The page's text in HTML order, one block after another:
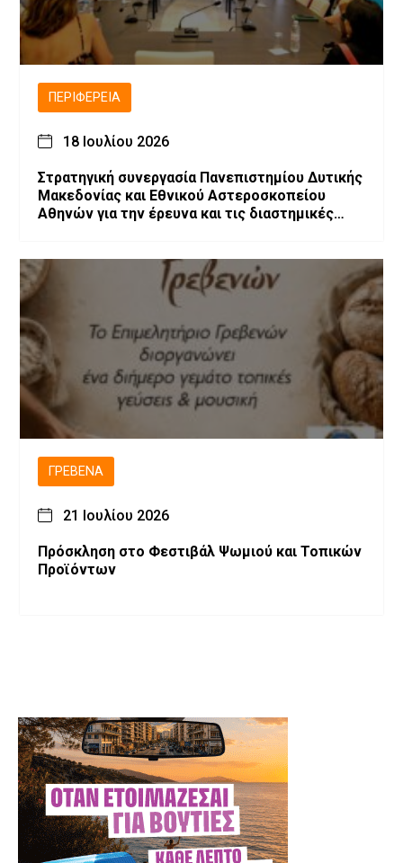
ΠΕΡΙΦΈΡΕΙΑ
18 Ιουλίου 2026
Στρατηγική συνεργασία Πανεπιστημίου Δυτικής
Μακεδονίας και Εθνικού Αστεροσκοπείου
Αθηνών για την έρευνα και τις διαστημικές
ΓΡΕΒΕΝΆ
21 Ιουλίου 2026
Πρόσκληση στο Φεστιβάλ Ψωμιού και Τοπικών
Προϊόντων